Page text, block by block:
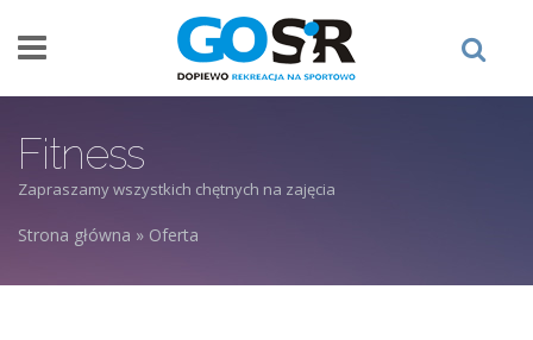
Fitness
Zapraszamy wszystkich chętnych na zajęcia
Strona główna » Oferta